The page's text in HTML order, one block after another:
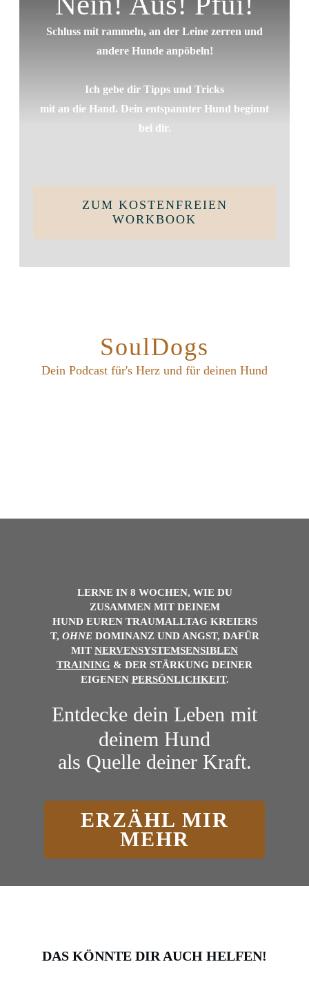
Schluss mit rammeln, an der Leine zerren und
andere Hunde anpöbeln!
Ich gebe dir Tipps und Tricks
mit an die Hand. Dein entspannter Hund beginnt
bei dir.
ZUM KOSTENFREIEN
WORKBOOK
SoulDogs
Dein Podcast für's Herz und für deinen Hund
LERNE IN 8 WOCHEN, WIE DU
ZUSAMMEN MIT DEINEM
HUND EUREN TRAUMALLTAG KREIERS
T, OHNEDOMINANZ UND ANGST, DAFÜR
MIT NERVENSYSTEMSENSIBLEN
TRAINING & DER STÄRKUNG DEINER
EIGENEN PERSÖNLICHKEIT.
Entdecke dein Leben mit
deinem Hund
als Quelle deiner Kraft.
ERZÄHL MIR
MEHR
DAS KÖNNTE DIR AUCH HELFEN!